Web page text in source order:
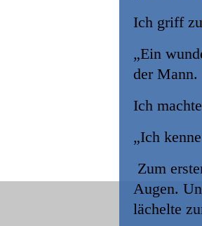
Ich griff
„Ein
der Mann.
Ich
„Ich
Zum
Augen.
lächelte